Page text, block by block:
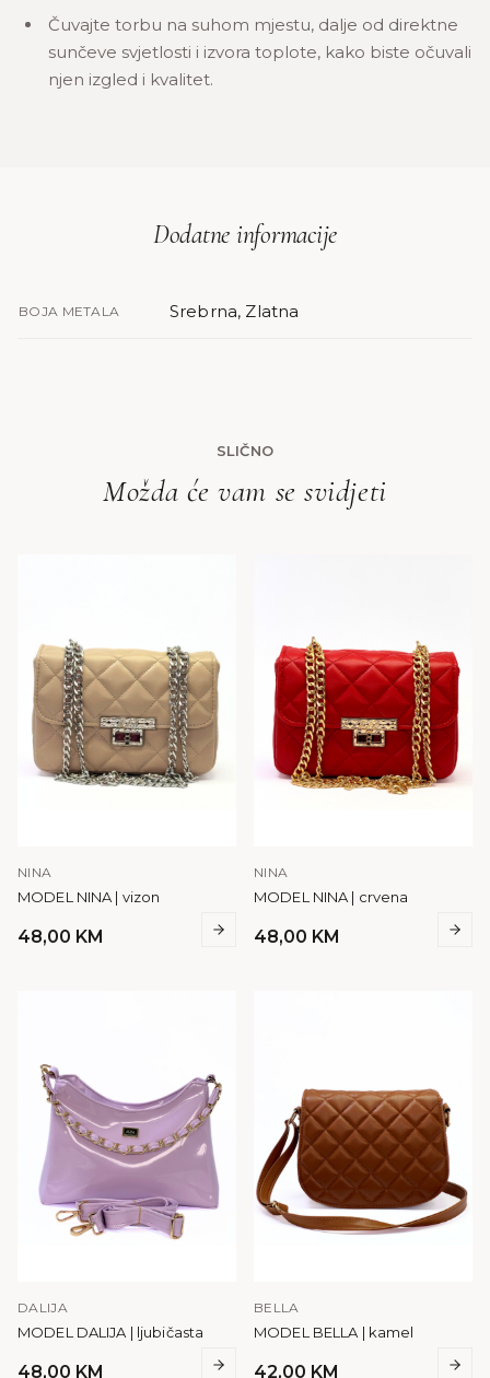
Čuvajte torbu na suhom mjestu, dalje od direktne
sunčeve svjetlosti i izvora toplote, kako biste očuvali
njen izgled i kvalitet.
Dodatne informacije
BOJA METALA Srebrna, Zlatna
SLIČNO
Možda će vam se svidjeti
NINA
MODEL NINA | vizon
48,00 KM
NINA
MODEL NINA | crvena
48,00 KM
DALIJA
MODEL DALIJA | ljubičasta
48,00 KM
BELLA
MODEL BELLA | kamel
42,00 KM